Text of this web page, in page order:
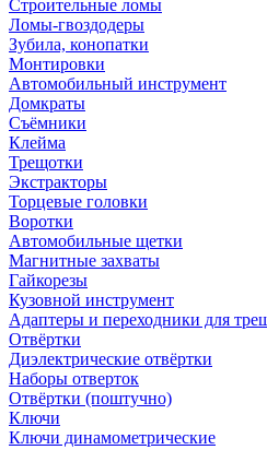
Строительные ломы
Ломы-гвоздодеры
Зубила, конопатки
Монтировки
Автомобильный инструмент
Домкраты
Съёмники
Клейма
Трещотки
Экстракторы
Торцевые головки
Воротки
Автомобильные щетки
Магнитные захваты
Гайкорезы
Кузовной инструмент
Адаптеры и переходники для
Отвёртки
Диэлектрические отвёртки
Наборы отверток
Отвёртки (поштучно)
Ключи
Ключи динамометрические